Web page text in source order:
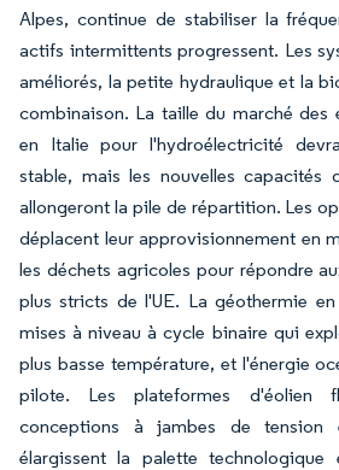
Alpes, continue de stabiliser la
actifs intermittents progressent. Les
améliorés, la petite hydraulique et la
combinaison. La taille du marché des
en Italie pour l'hydroélectricité
stable, mais les nouvelles capacités
allongeront la pile de répartition. Les
déplacent leur approvisionnement en
les déchets agricoles pour répondre
plus stricts de l'UE. La géothermie
mises à niveau à cycle binaire qui
plus basse température, et l'énergie
pilote. Les plateformes d'éolien
conceptions à jambes de tension
élargissent la palette